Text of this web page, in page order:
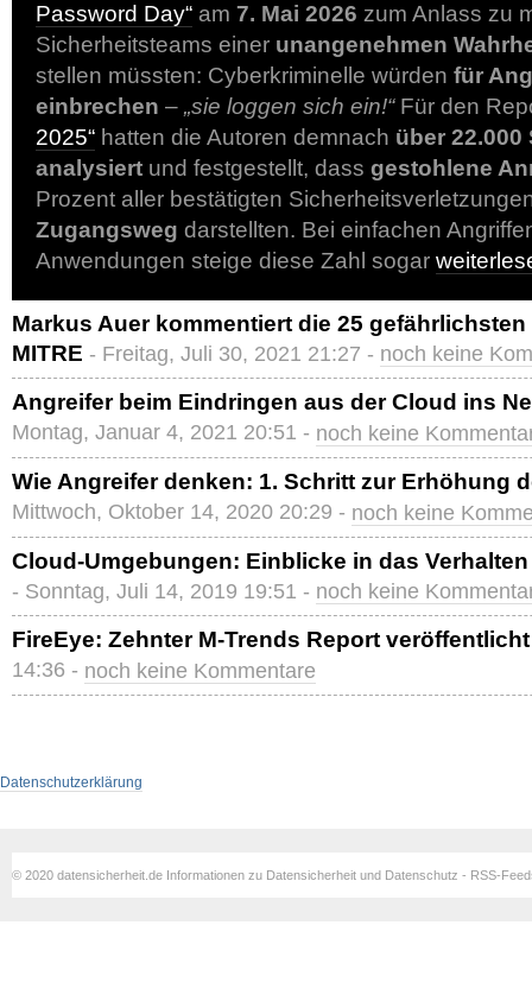
Password Day“ am 7. Mai 2026 zum Anlass zu
Sicherheitsteams einer unangenehmen
stellen müssten: Cyberkriminelle würden für
einbrechen – „sie loggen sich ein!“Für den
2025“ hatten die Autoren demnach über
analysiert und festgestellt, dass gestohlene
Prozent aller bestätigten
Zugangsweg darstellten. Bei einfachen
Anwendungen steige diese Zahl sogar
Markus Auer kommentiert die 25
MITRE - Freitag, Juli 30, 2021 21:27 - noch keine
Angreifer beim Eindringen aus der Cloud ins
Montag, Januar 4, 2021 20:51 - noch keine
Wie Angreifer denken: 1. Schritt zur Erhöhung
Mittwoch, Oktober 14, 2020 20:29 - noch keine
Cloud-Umgebungen: Einblicke in das
- Sonntag, Juli 14, 2019 19:51 - noch keine
FireEye: Zehnter M-Trends Report veröffentlicht
14:36 - noch keine Kommentare
Datenschutzerklärung
© 2020 datensicherheit.de Informationen zu Datensicherheit und Datenschutz - RSS-